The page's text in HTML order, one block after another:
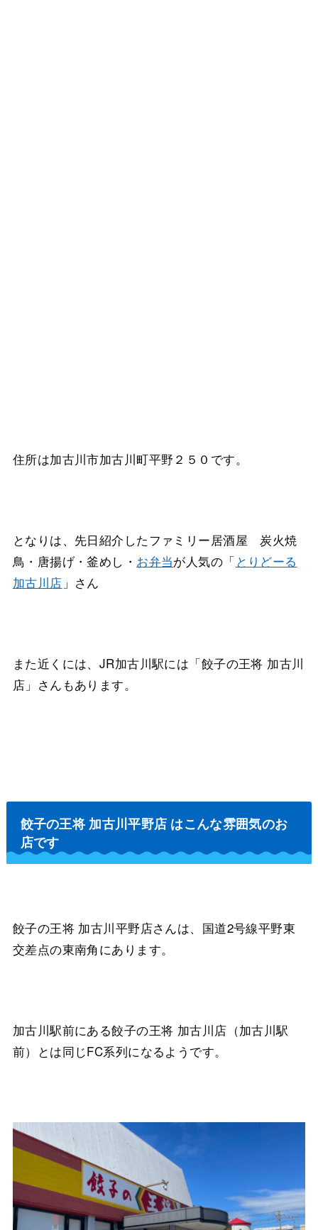
住所は加古川市加古川町平野２５０です。
となりは、先日紹介したファミリー居酒屋 炭火焼
鳥・唐揚げ・釜めし・ お弁当が人気の「 とりどーる
加古川店 」さん
また近くには、JR加古川駅には「餃子の王将 加古川
店」さんもあります。
餃子の王将 加古川平野店 はこんな雰囲気のお
店です
餃子の王将 加古川平野店さんは、国道2号線平野東
交差点の東南角にあります。
加古川駅前にある餃子の王将 加古川店（加古川駅
前）とは同じFC系列になるようです。